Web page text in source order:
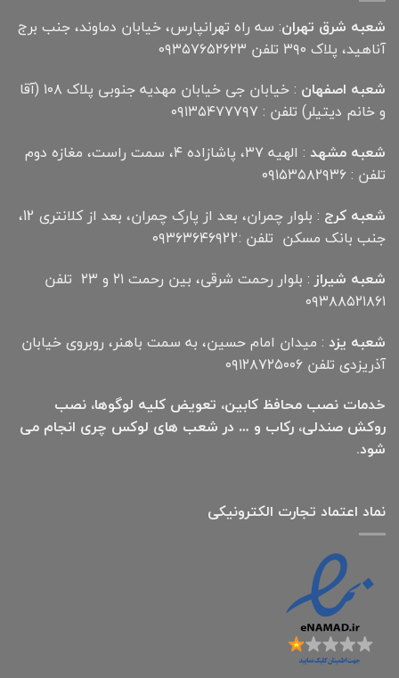
شعبه شرق تهران: سه راه تهرانپارس، خیابان دماوند، جنب برج
آناهید، پلاک ۳۹۰ تلفن ۰۹۳۵۷۶۵۲۶۲۳
شعبه اصفهان
: خیابان جی خیابان مهدیه جنوبی پلاک ۱۰۸ (آقا
و خانم دیتیلر) تلفن : ۰۹۱۳۵۴۷۷۷۹۷
شعبه مشهد
: الهیه ۳۷، پاشازاده ۴، سمت راست، مغازه دوم
تلفن : ۰۹۱۵۳۵۸۲۹۳۶
شعبه کرج
: بلوار چمران، بعد از پارک چمران، بعد از کلانتری 12،
جنب بانک مسکن تلفن :۰۹۳۶۳۶۴۶۹22
شعبه شیراز
: بلوار رحمت شرقی، بین رحمت ۲۱ و ۲۳ تلفن
۰۹۳۸۸۵۲۱۸۶۱
شعبه یزد : میدان امام حسین، به سمت باهنر، روبروی خیابان
آذریزدی تلفن ۰۹۱۲۸۷۲۵۰۰۶
خدمات نصب محافظ کابین، تعویض کلیه لوگوها، نصب
روکش صندلی، رکاب و … در شعب های لوکس چری انجام می
شود.
نماد اعتماد تجارت الكترونیكی